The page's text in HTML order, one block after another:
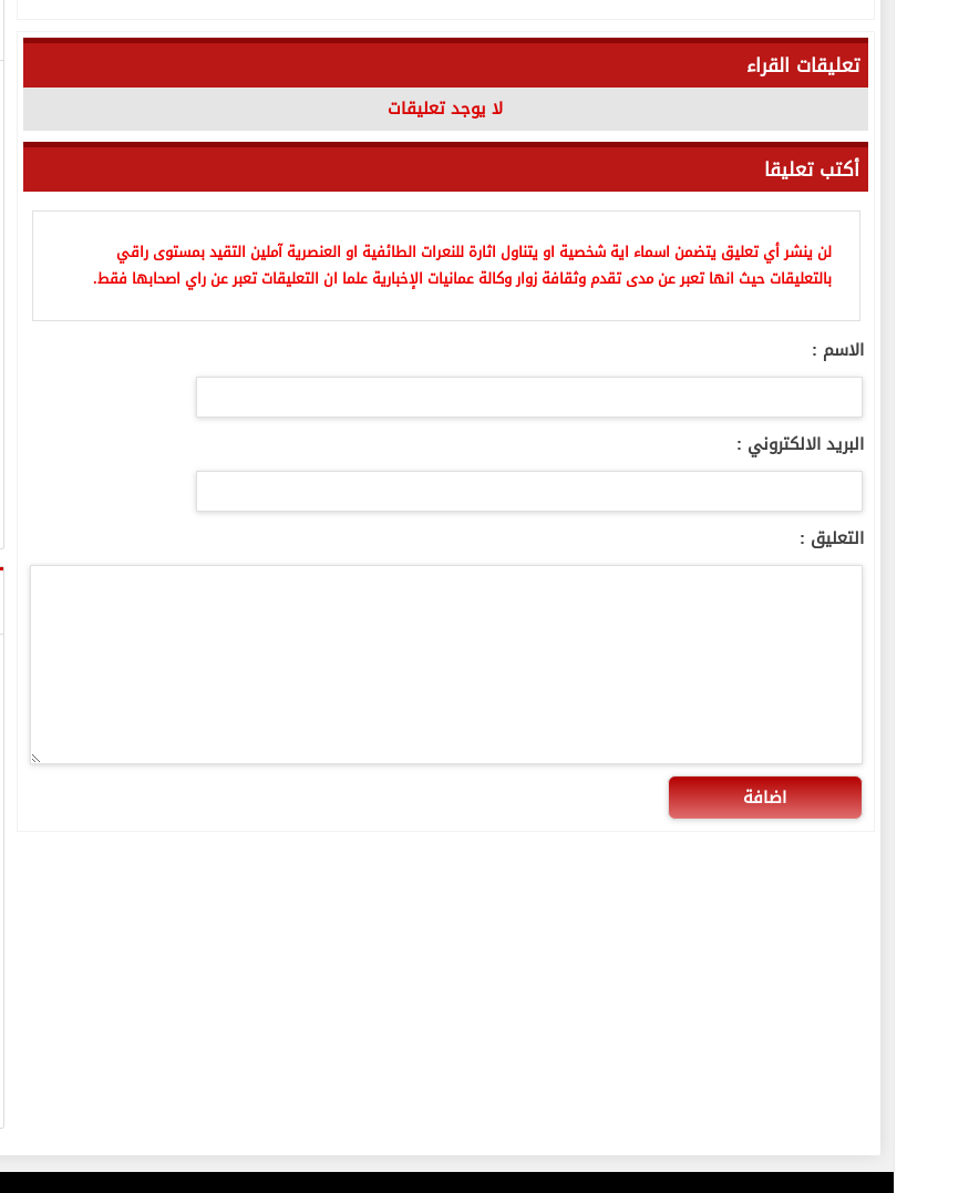
تعليقات القراء
لا يوجد تعليقات
أكتب تعليقا
لن ينشر أي تعليق يتضمن اسماء اية شخصية او يتناول اثارة للنعرات الطائفية او العنصرية آملين التقيد بمستوى راقي
بالتعليقات حيث انها تعبر عن مدى تقدم وثقافة زوار وكالة عمانيات الإخبارية علما ان التعليقات تعبر عن راي اصحابها فقط.
الاسم :
البريد الالكتروني :
التعليق :
اضافة